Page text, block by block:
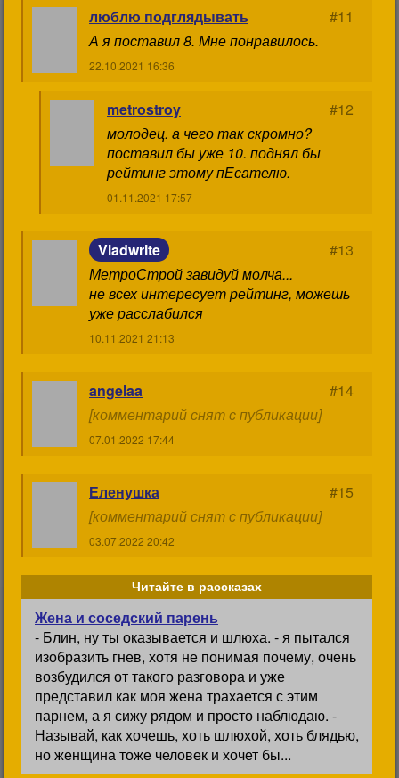
люблю подглядывать
#11
А я поставил 8. Мне понравилось.
22.10.2021 16:36
metrostroy
#12
молодец. а чего так скромно?
поставил бы уже 10. поднял бы
рейтинг этому пЕсателю.
01.11.2021 17:57
Vladwrite
#13
МетроСтрой завидуй молча...
не всех интересует рейтинг, можешь
уже расслабился
10.11.2021 21:13
angelaa
#14
[комментарий снят с публикации]
07.01.2022 17:44
Еленушка
#15
[комментарий снят с публикации]
03.07.2022 20:42
Читайте в рассказах
Жена и соседский парень
- Блин, ну ты оказывается и шлюха. - я пытался
изобразить гнев, хотя не понимая почему, очень
возбудился от такого разговора и уже
представил как моя жена трахается с этим
парнем, а я сижу рядом и просто наблюдаю. -
Называй, как хочешь, хоть шлюхой, хоть блядью,
но женщина тоже человек и хочет бы...